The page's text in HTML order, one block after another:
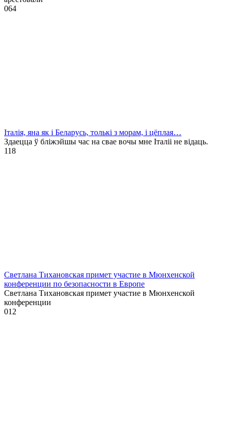
064
Італія, яна як і Беларусь, толькі з морам, і цёплая…
Здаецца ў бліжэйшы час на свае вочы мне Італіі не відаць.
118
Светлана Тихановская примет участие в Мюнхенской
конференции по безопасности в Европе
Светлана Тихановская примет участие в Мюнхенской
конференции
012